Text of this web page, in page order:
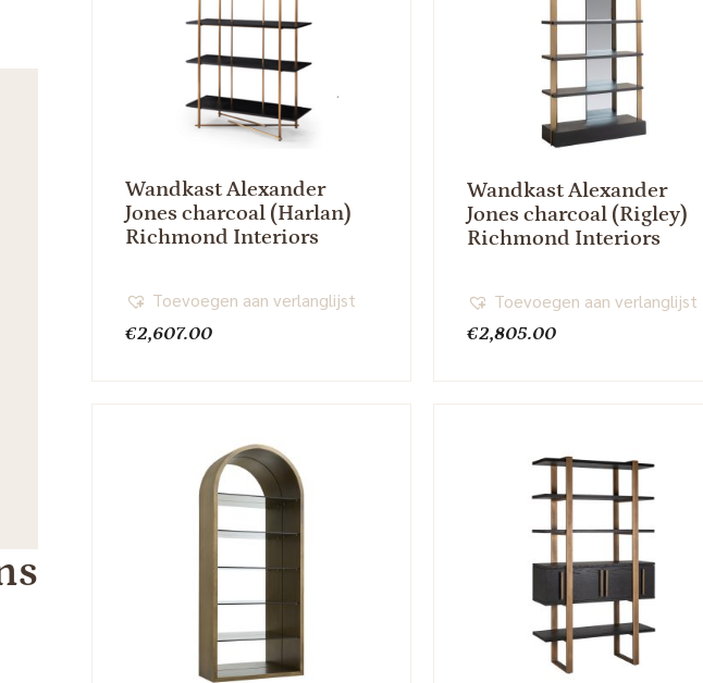
Wandkast Alexander
Jones charcoal (Harlan)
Richmond Interiors
€2,607.00
Toevoegen aan verlanglijst
Wandkast Alexander
Jones charcoal (Rigley)
Richmond Interiors
€2,805.00
Toevoegen aan verlanglijst